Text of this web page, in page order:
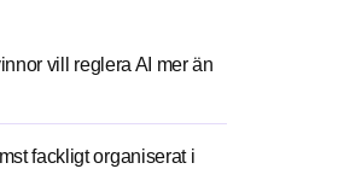
vill reglera AI mer än
fackligt organiserat i